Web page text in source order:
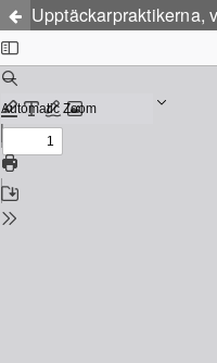
Upptäckarpraktikerna,